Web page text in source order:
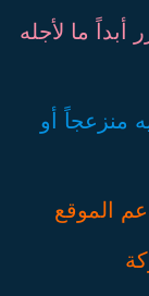
أبداً ما لأجله
منزعجاً أو
الموقع